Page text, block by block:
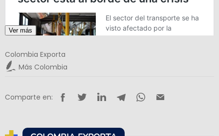
Ver más
Colombia Exporta
Más Colombia
Comparte en: